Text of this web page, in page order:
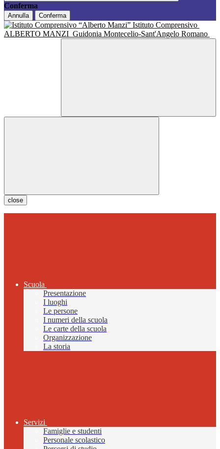
Conferma
Annulla Conferma
Istituto Comprensivo
ALBERTO MANZI Guidonia Montecelio-Sant'Angelo Romano
close
Scuola
Presentazione
I luoghi
Le persone
I numeri della scuola
Le carte della scuola
Organizzazione
La storia
Servizi
Famiglie e studenti
Personale scolastico